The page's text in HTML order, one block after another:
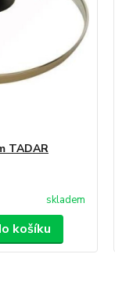
TADAR
skladem
košíku